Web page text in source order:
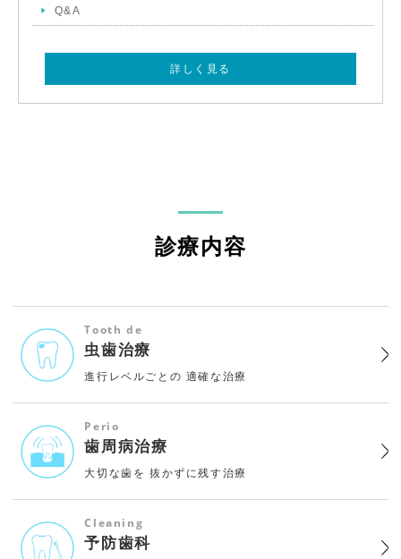
Q&A
詳しく見る
診療内容
Tooth de
虫歯治療
進行レベルごとの 適確な治療
Perio
歯周病治療
大切な歯を 抜かずに残す治療
Cleaning
予防歯科